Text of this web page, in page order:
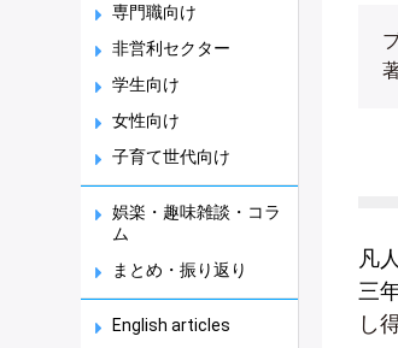
専門職向け
非営利セクター
学生向け
女性向け
子育て世代向け
娯楽・趣味雑談・コラ
ム
まとめ・振り返り
English articles
凡
三年
し